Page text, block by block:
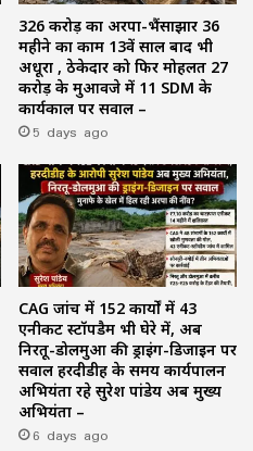
₹326 करोड़ का अरपा-भैंसाझार 36
महीने का काम 13वें साल बाद भी
अधूरा , ठेकेदार को फिर मोहलत ₹27
करोड़ के मुआवजे में 11 SDM के
कार्यकाल पर सवाल –
5 days ago
CAG जांच में 152 कार्यों में 43
एनीकट स्टॉपडैम भी घेरे में, अब
निरतू-डोलमुआ की ड्राइंग-डिजाइन पर
सवाल हरदीडीह के समय कार्यपालन
अभियंता रहे सुरेश पांडेय अब मुख्य
अभियंता –
6 days ago